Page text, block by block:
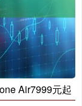
Air7999元起